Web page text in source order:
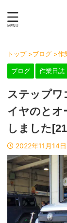
トップ >ブログ >作
ブログ 作業日誌
ステップワ
イヤのとオ
しました
2022年11月14日